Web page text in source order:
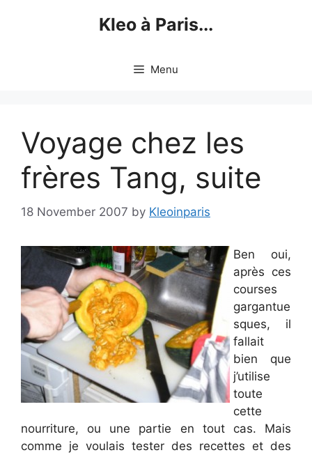
Kleo à Paris...
Menu
Voyage chez les
frères Tang, suite
18 November 2007 by Kleoinparis
Ben oui,
après ces
courses
gargantue
sques, il
fallait
bien que
j’utilise
toute
cette
nourriture, ou une partie en tout cas. Mais
comme je voulais tester des recettes et des